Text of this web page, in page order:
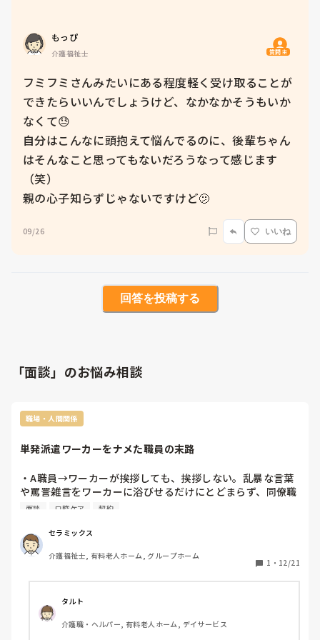
もっぴ
介護福祉士 質問主
フミフミさんみたいにある程度軽く受け取ることが
できたらいいんでしょうけど、なかなかそうもいか
なくて😓
自分はこんなに頭抱えて悩んでるのに、後輩ちゃん
はそんなこと思ってもないだろうなって感じます
（笑）
親の心子知らずじゃないですけど🫤
09/26 いいね
回答を投稿する
「面談」のお悩み相談
職場・人間関係
単発派遣ワーカーをナメた職員の末路
・A職員→ワーカーが挨拶しても、挨拶しない。乱暴な言葉
や罵詈雑言をワーカーに浴びせるだけにとどまらず、同僚職
員に度々パワハラを行う。
末路→同僚職員への醜いパワハラを、複数のワーカーが施設
長へ報告。派遣会社へも通報され、本社へも知られる。施設
長、本社上層部が聞き取り、面談を実施して厳しい注意・指
・B職員→単発派遣ワーカーが来ると、仕事をサボることを
常習的に行う。排泄・口腔ケア・ナイトケアをほとんど行な
わず、フロアカウンターで、長々と記録や連絡ノートの閲覧
面談 口腔ケア 契約
セラミックス
介護福祉士, 有料老人ホーム, グループホーム
1 ・ 12/21
タルト
介護職・ヘルパー, 有料老人ホーム, デイサービス